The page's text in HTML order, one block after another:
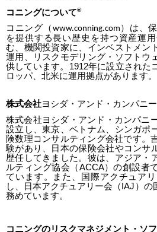
コニングについて®
コニング（ www.conning.com ）は、
を提供する長い歴史を持つ資産運
む、機関投資家に、インベストメン
運用、リスクモデリング・ソフトウ
供しています。 1912年に設立された
ロッパ、北米に運用拠点があります。
株式会社ヨシダ・アンド・カンパニー
株式会社ヨシダ・アンド・カンパニー
設立し、東京、ベトナム、シンガポ
険数理コンサルティング会社です。
験があり、日本の保険会社やコンサ
歴任してきました。彼は、アジア・
ルティング協会（ACCA）の創設者
ています。また、国際アクチュア
し、日本アクチュアリー会（ IAJ ）の
務めています。
コニングのリスクマネジメント・ソ